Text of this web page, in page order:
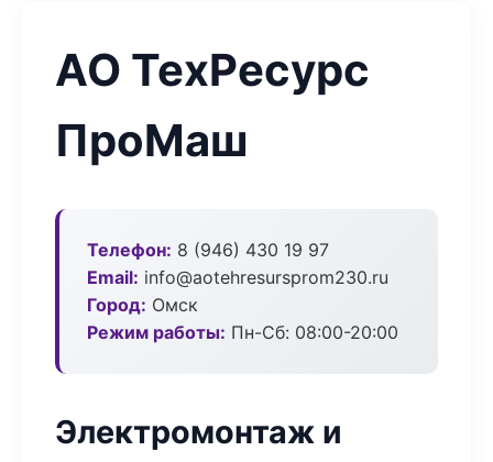
АО ТехРесурс
ПроМаш
Телефон: 8 (946) 430 19 97
Email: info@aotehresursprom230.ru
Город: Омск
Режим работы: Пн-Сб: 08:00-20:00
Электромонтаж и